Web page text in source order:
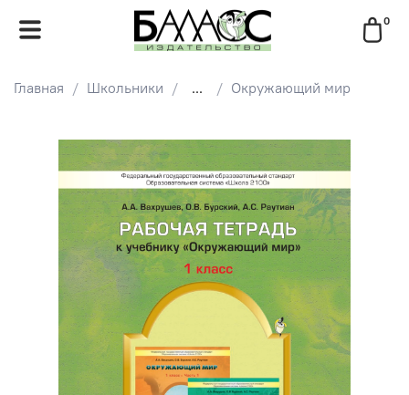
0
Главная Школьники ... Окружающий мир